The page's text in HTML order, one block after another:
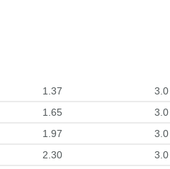
1.37 3.0
1.65 3.0
1.97 3.0
2.30 3.0